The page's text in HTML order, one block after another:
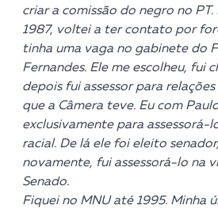
criar a comissão do negro no PT.
1987, voltei a ter contato por
tinha uma vaga no gabinete do
Fernandes. Ele me escolheu, fui
depois fui assessor para
que a Câmera teve. Eu com
exclusivamente para assessorá-
racial. De lá ele foi eleito
novamente, fui assessorá-lo na
Senado.
Fiquei no MNU até 1995. Minha